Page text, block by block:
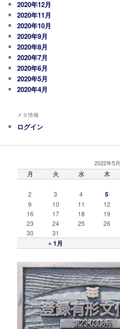
2020年12月
2020年11月
2020年10月
2020年9月
2020年8月
2020年7月
2020年6月
2020年5月
2020年4月
メタ情報
ログイン
2022年5月
月 火 水 木
« 1月
2
3 4 5
9
10 11 12
16
17 18 19
23
24 25 26
30
31